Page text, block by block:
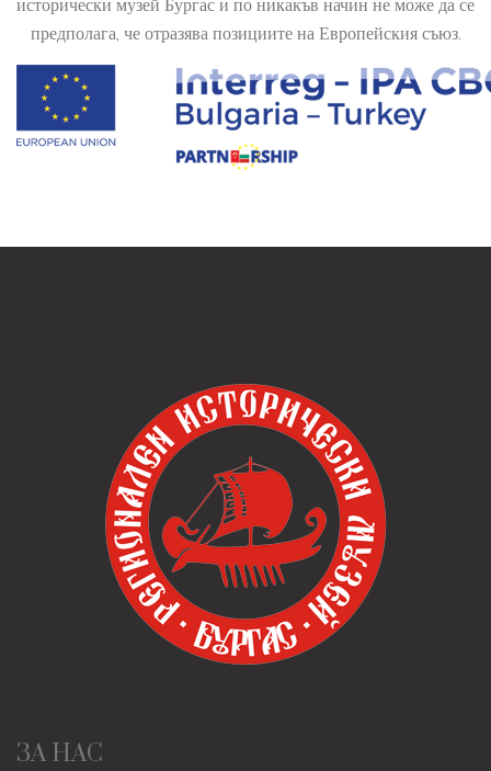
предполага, че отразява позициите на Европейския съюз.
ЗА НАС